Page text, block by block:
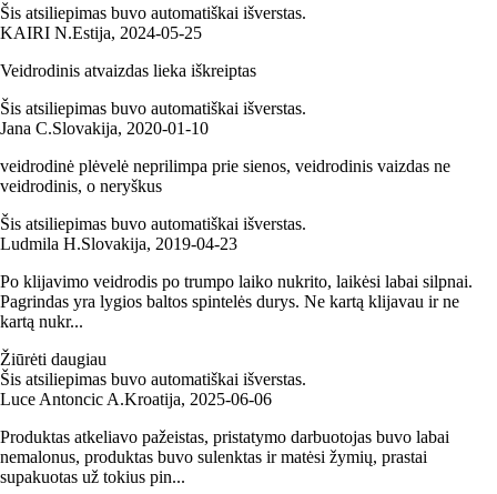
Šis atsiliepimas buvo automatiškai išverstas.
KAIRI N.Estija, 2024‑05‑25
Veidrodinis atvaizdas lieka iškreiptas
Šis atsiliepimas buvo automatiškai išverstas.
Jana C.Slovakija, 2020‑01‑10
veidrodinė plėvelė neprilimpa prie sienos, veidrodinis vaizdas ne
veidrodinis, o neryškus
Šis atsiliepimas buvo automatiškai išverstas.
Ludmila H.Slovakija, 2019‑04‑23
Po klijavimo veidrodis po trumpo laiko nukrito, laikėsi labai silpnai.
Pagrindas yra lygios baltos spintelės durys. Ne kartą klijavau ir ne
kartą nukr...
Žiūrėti daugiau
Šis atsiliepimas buvo automatiškai išverstas.
Luce Antoncic A.Kroatija, 2025‑06‑06
Produktas atkeliavo pažeistas, pristatymo darbuotojas buvo labai
nemalonus, produktas buvo sulenktas ir matėsi žymių, prastai
supakuotas už tokius pin...